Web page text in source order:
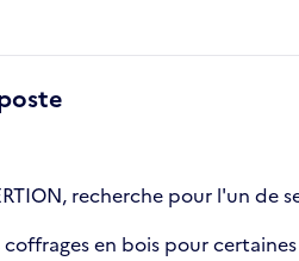
recherche pour l'un de
coffrages en bois pour